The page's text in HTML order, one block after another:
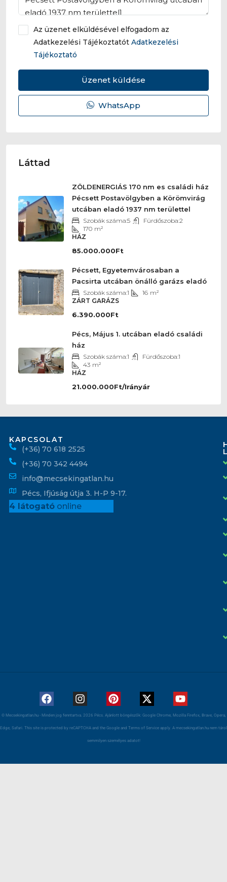
Az üzenet elküldésével elfogadom az
Adatkezelési Tájékoztatót Adatkezelési
Tájékoztató
Üzenet küldése
WhatsApp
Láttad
ZÖLDENERGIÁS 170 nm es családi ház
Pécsett Postavölgyben a Körömvirág
utcában eladó 1937 nm területtel
Szobák száma:5 Fürdőszoba:2
170 m²
HÁZ
85.000.000Ft
Pécsett, Egyetemvárosaban a
Pacsirta utcában önálló garázs eladó
Szobák száma:1 16 m²
ZÁRT GARÁZS
6.390.000Ft
Pécs, Május 1. utcában eladó családi
ház
Szobák száma:1 Fürdőszoba:1
43 m²
HÁZ
21.000.000Ft/Irányár
KAPCSOLAT
(+36) 70 618 2525
(+36) 70 342 4494
info@mecsekingatlan.hu
Pécs, Ifjúság útja 3. H-P 9-17.
4 látogatóonline
© Mecsekingatlan.hu - Minden jog fenntartva. 2026 Pécs. Ajánlott böngészők: Google Chrome, Mozilla Firefox, Brave, Opera,
Edge, Safari. This site is protected by reCAPTCHA and the Google and Terms of Service apply. A mecsekingatlan.hu nem tárol
semmilyen személyes adatot!